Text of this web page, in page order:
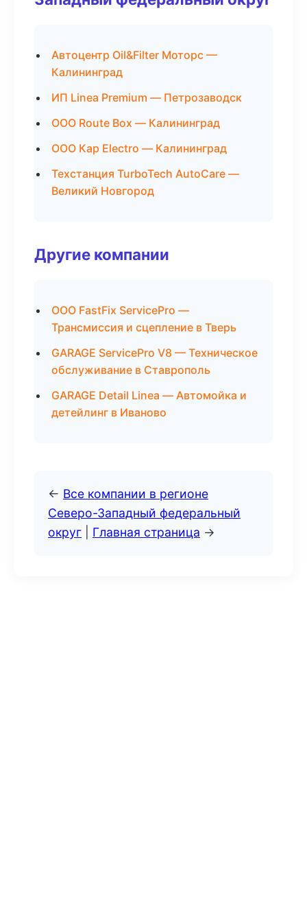
Автоцентр Oil&Filter Моторс —
Калининград
ИП Linea Premium — Петрозаводск
ООО Route Box — Калининград
ООО Кар Electro — Калининград
Техстанция TurboTech AutoCare —
Великий Новгород
Другие компании
ООО FastFix ServicePro —
Трансмиссия и сцепление в Тверь
GARAGE ServicePro V8 — Техническое
обслуживание в Ставрополь
GARAGE Detail Linea — Автомойка и
детейлинг в Иваново
← Все компании в регионе
Северо-Западный федеральный
округ
Главная страница →